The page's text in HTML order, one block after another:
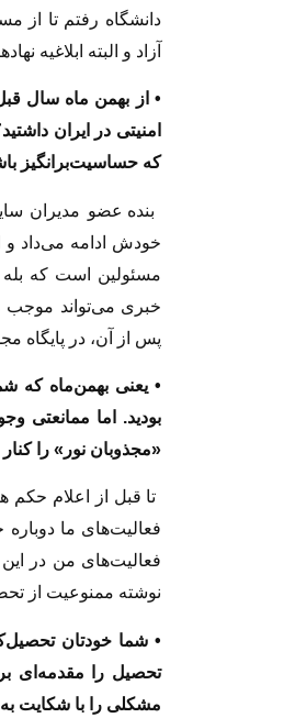
دانشگاه رفتم تا از
آزاد و البته ابلاغیه
• از بهمن ماه سال
امنیتی در ایران
که حساسیت‌برانگیز
بنده عضو مدیران
خودش ادامه می‌داد و
مسئولین است که بله
خبری می‌تواند موجب
پس از آن، در پایگاه
• یعنی بهمن‌ماه که
بودید. اما ممانعتی
«مجذوبان نور» را
تا قبل از اعلام
فعالیت‌های ما
فعالیت‌های من در
نوشته ممنوعیت از
• شما خودتان
تحصیل را مقدمه‌ای
مشکلی را با شکایت